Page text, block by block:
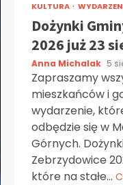
KULTURA
Dożynki
2026 już 23
Anna Michalak 5
Zapraszamy
mieszkańców i
wydarzenie,
odbędzie się w
Górnych.
Zebrzydowice
które na stałe...